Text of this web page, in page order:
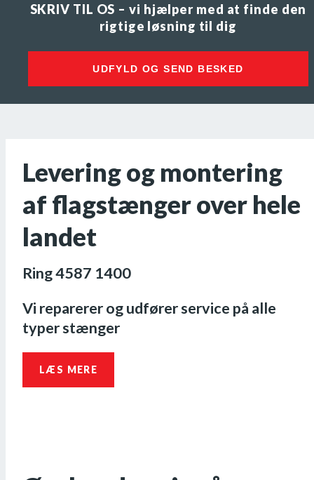
SKRIV TIL OS – vi hjælper med at finde den
rigtige løsning til dig
UDFYLD OG SEND BESKED
Levering og montering
af flagstænger over hele
landet
Ring 4587 1400
Vi reparerer og udfører service på alle
typer stænger
LÆS MERE